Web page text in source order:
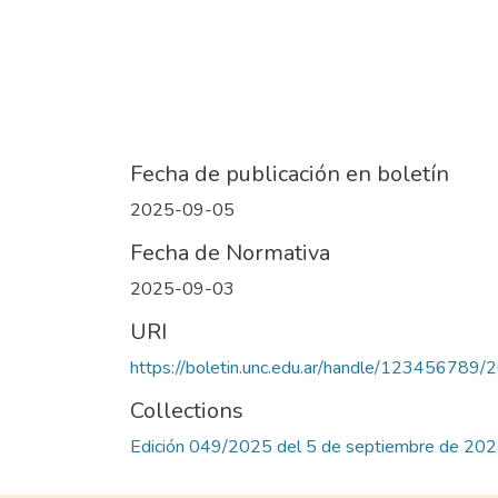
Fecha de publicación en boletín
2025-09-05
Fecha de Normativa
2025-09-03
URI
https://boletin.unc.edu.ar/handle/123456789/
Collections
Edición 049/2025 del 5 de septiembre de